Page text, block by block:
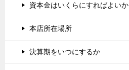
資本金はいくらにすればよいか
本店所在場所
決算期をいつにするか